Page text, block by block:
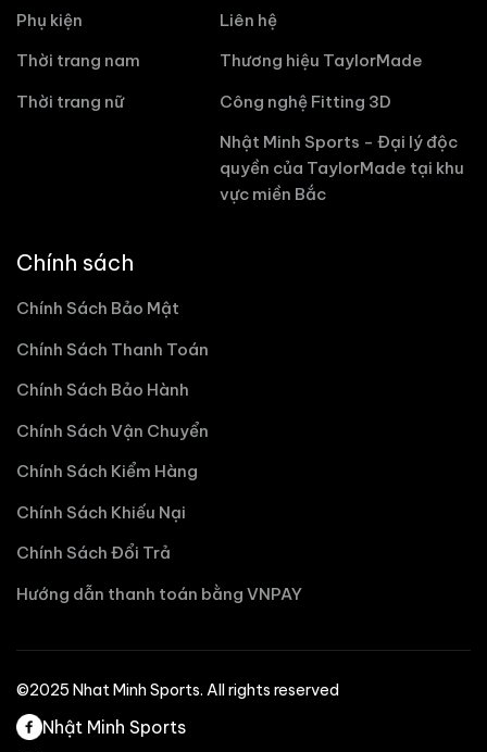
Phụ kiện
Thời trang nam
Thời trang nữ
Liên hệ
Thương hiệu TaylorMade
Công nghệ Fitting 3D
Nhật Minh Sports - Đại lý độc
quyền của TaylorMade tại khu
vực miền Bắc
Chính sách
Chính Sách Bảo Mật
Chính Sách Thanh Toán
Chính Sách Bảo Hành
Chính Sách Vận Chuyển
Chính Sách Kiểm Hàng
Chính Sách Khiếu Nại
Chính Sách Đổi Trả
Hướng dẫn thanh toán bằng VNPAY
©2025 Nhat Minh Sports. All rights reserved
Nhật Minh Sports